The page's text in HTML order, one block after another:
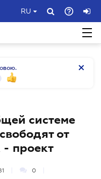
RU
системе
от
проект
0